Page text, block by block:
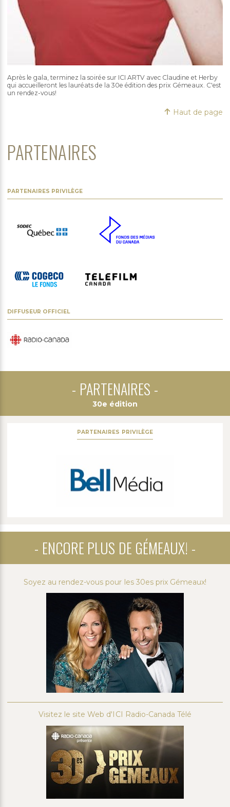
Après le gala, terminez la soirée sur ICI ARTV avec Claudine et Herby
qui accueilleront les lauréats de la 30e édition des prix Gémeaux. C'est
un rendez-vous!
Haut de page
PARTENAIRES
PARTENAIRES PRIVILÈGE
DIFFUSEUR OFFICIEL
PARTENAIRES
30e édition
PREMIER PARTENAIRE
ENCORE PLUS DE GÉMEAUX!
Soyez au rendez-vous pour les 30es prix Gémeaux!
Visitez le site Web d'ICI Radio-Canada Télé